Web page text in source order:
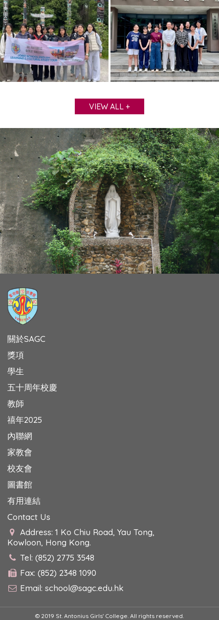
VIEW ALL +
關於SAGC
獎項
學生
五十周年校慶
教師
禧年2025
內聯網
家教會
校友會
圖書館
有用連結
Contact Us
Address: 1 Ko Chiu Road, Yau Tong,
Kowloon, Hong Kong.
Tel: (852) 2775 3548
Fax: (852) 2348 1090
Email: school@sagc.edu.hk
© 2019 St. Antonius Girls' College. All rights reserved.